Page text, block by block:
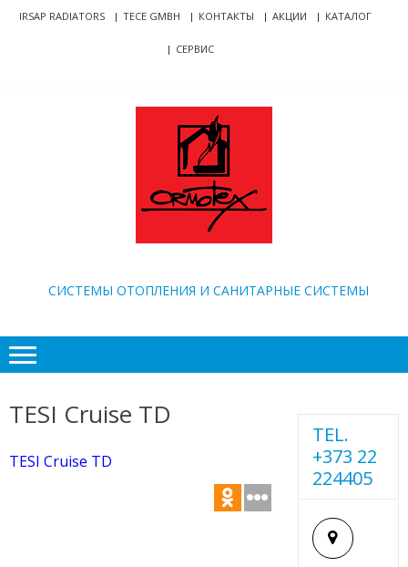
Skip
SkipIRSAP RADIATORS TECE GMBH КОНТАКТЫ АКЦИИ КАТАЛОГ
СЕРВИС
CИСТЕМЫ ОТОПЛЕНИЯ И САНИТАРНЫЕ СИСТЕМЫ
TESI Cruise TD
TESI Cruise TD
TEL.
+373 22
224405